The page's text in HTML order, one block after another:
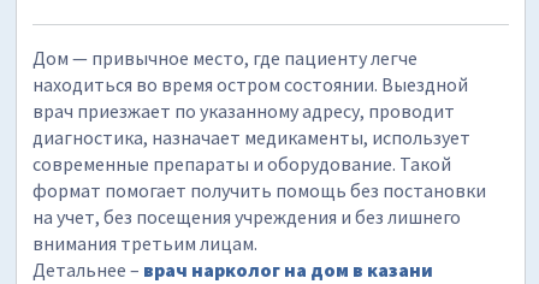
Дом — привычное место, где пациенту легче
находиться во время остром состоянии. Выездной
врач приезжает по указанному адресу, проводит
диагностика, назначает медикаменты, использует
современные препараты и оборудование. Такой
формат помогает получить помощь без постановки
на учет, без посещения учреждения и без лишнего
внимания третьим лицам.
Детальнее – врач нарколог на дом в казани